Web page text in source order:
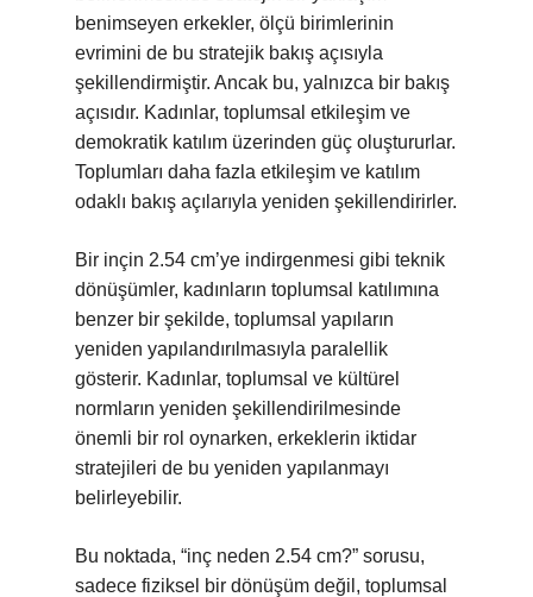
benimseyen erkekler, ölçü birimlerinin
evrimini de bu stratejik bakış açısıyla
şekillendirmiştir. Ancak bu, yalnızca bir bakış
açısıdır. Kadınlar, toplumsal etkileşim ve
demokratik katılım üzerinden güç oluştururlar.
Toplumları daha fazla etkileşim ve katılım
odaklı bakış açılarıyla yeniden şekillendirirler.
Bir inçin 2.54 cm’ye indirgenmesi gibi teknik
dönüşümler, kadınların toplumsal katılımına
benzer bir şekilde, toplumsal yapıların
yeniden yapılandırılmasıyla paralellik
gösterir. Kadınlar, toplumsal ve kültürel
normların yeniden şekillendirilmesinde
önemli bir rol oynarken, erkeklerin iktidar
stratejileri de bu yeniden yapılanmayı
belirleyebilir.
Bu noktada, “inç neden 2.54 cm?” sorusu,
sadece fiziksel bir dönüşüm değil, toplumsal